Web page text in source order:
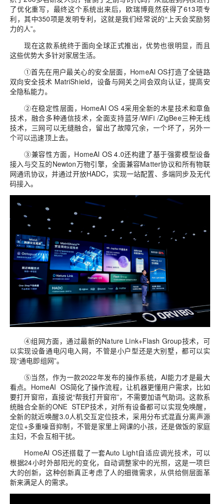
了优化重写，最终这个系统出来后，欧瑞博竟然获得了613项专
利，其中350项是发明专利，这就是我们经常说的“上天会奖励努
力的人”。
现在这款系统终于面向全球正式推出，优势也很明显，而且
这些优势大多针对家居生活。
①首先在用户最关心的安全层面，HomeAI OS打造了全链路
双向安全技术 MatriShield，设备与网关之间会双向认证，提高安
全隐私能力。
②在稳定性层面，HomeAI OS 4采用全新的木星技术和章鱼
技术，融合多种通信技术，全面支持蓝牙/WiFi /ZigBee三种无线
技术，三网可以无缝融合，留出了故障冗余，一个坏了，另外一
个可以迅速顶上去。
③兼容性方面，HomeAI OS 4.0还构建了基于强雾模型设备
接入与交互的Newton万物引擎，全面兼容Matter协议和所有物联
网通讯协议，并通过开放HADC，实现一站配置、多端同步及无代
码接入。
④组网方面，通过最新的Nature Link+Flash Group技术，可
以实现设备通电闪电入网，不管是小户型还是大别墅，都可以实
现“通电即组网”。
⑤当然，作为一款2022年发布的操作系统，AI能力才是最大
看点。HomeAI OS简化了操作流程，让机器更懂用户需求，比如
要打开窗帘，直接说“帮我打开窗帘”，不需要加语气助词。这款系
统融合全新的ONE STEP技术，对所有设备都可以实现免唤醒，
全新的就近唤醒3.0人机交互定位技术，采用分布式混直分离声源
定位+多重噪音抑制，不管是家里上网课的小孩，还是做饭的家庭
主妇，不会互相干扰。
HomeAI OS还搭载了一套Auto Light自适应调光技术，可以
根据24小时外部阳光的变化，自动调整家中的光照，这是一项巨
大的创新，这种创新真正考虑了人的细微需求，从供给侧层面革
新来满足人的需求。